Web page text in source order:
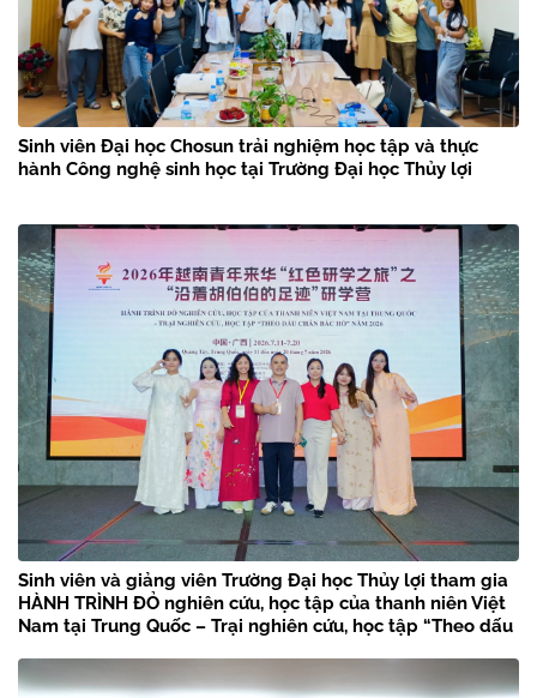
Sinh viên Đại học Chosun trải nghiệm học tập và thực
hành Công nghệ sinh học tại Trường Đại học Thủy lợi
Sinh viên và giảng viên Trường Đại học Thủy lợi tham gia
HÀNH TRÌNH ĐỎ nghiên cứu, học tập của thanh niên Việt
Nam tại Trung Quốc – Trại nghiên cứu, học tập “Theo dấu